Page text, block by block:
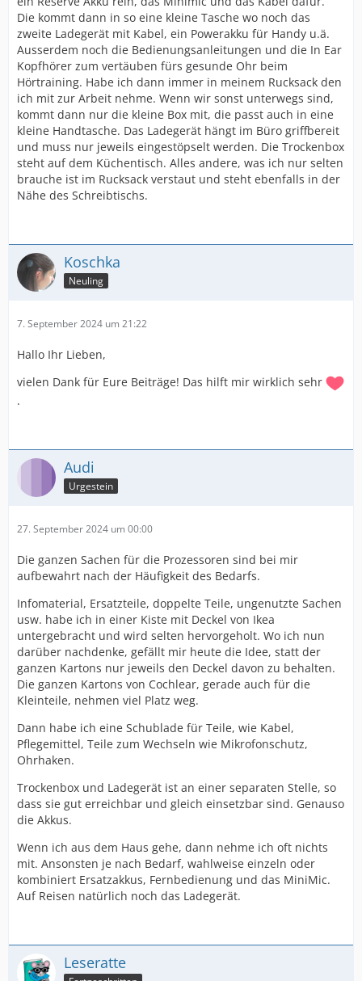
Die kommt dann in so eine kleine Tasche wo noch das
zweite Ladegerät mit Kabel, ein Powerakku für Handy u.ä.
Ausserdem noch die Bedienungsanleitungen und die In Ear
Kopfhörer zum vertäuben fürs gesunde Ohr beim
Hörtraining. Habe ich dann immer in meinem Rucksack den
ich mit zur Arbeit nehme. Wenn wir sonst unterwegs sind,
kommt dann nur die kleine Box mit, die passt auch in eine
kleine Handtasche. Das Ladegerät hängt im Büro griffbereit
und muss nur jeweils eingestöpselt werden. Die Trockenbox
steht auf dem Küchentisch. Alles andere, was ich nur selten
brauche ist im Rucksack verstaut und steht ebenfalls in der
Nähe des Schreibtischs.
Koschka
Neuling
7. September 2024 um 21:22
Hallo Ihr Lieben,
vielen Dank für Eure Beiträge! Das hilft mir wirklich sehr
.
Audi
Urgestein
27. September 2024 um 00:00
Die ganzen Sachen für die Prozessoren sind bei mir
aufbewahrt nach der Häufigkeit des Bedarfs.
Infomaterial, Ersatzteile, doppelte Teile, ungenutzte Sachen
usw. habe ich in einer Kiste mit Deckel von Ikea
untergebracht und wird selten hervorgeholt. Wo ich nun
darüber nachdenke, gefällt mir heute die Idee, statt der
ganzen Kartons nur jeweils den Deckel davon zu behalten.
Die ganzen Kartons von Cochlear, gerade auch für die
Kleinteile, nehmen viel Platz weg.
Dann habe ich eine Schublade für Teile, wie Kabel,
Pflegemittel, Teile zum Wechseln wie Mikrofonschutz,
Ohrhaken.
Trockenbox und Ladegerät ist an einer separaten Stelle, so
dass sie gut erreichbar und gleich einsetzbar sind. Genauso
die Akkus.
Wenn ich aus dem Haus gehe, dann nehme ich oft nichts
mit. Ansonsten je nach Bedarf, wahlweise einzeln oder
kombiniert Ersatzakkus, Fernbedienung und das MiniMic.
Auf Reisen natürlich noch das Ladegerät.
Leseratte